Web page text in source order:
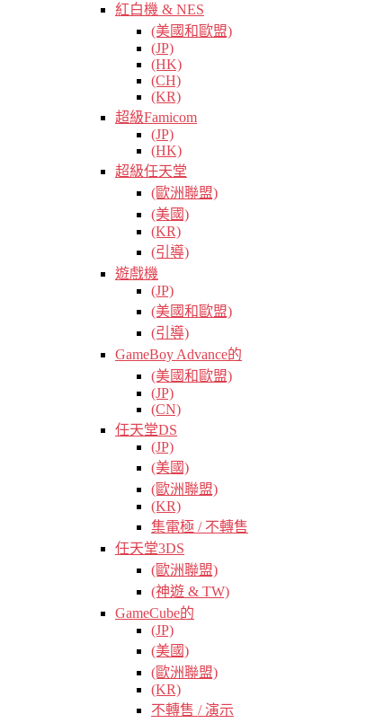
紅白機 & NES
(美國和歐盟)
(JP)
(HK)
(CH)
(KR)
超級Famicom
(JP)
(HK)
超級任天堂
(歐洲聯盟)
(美國)
(KR)
(引導)
遊戲機
(JP)
(美國和歐盟)
(引導)
GameBoy Advance的
(美國和歐盟)
(JP)
(CN)
任天堂DS
(JP)
(美國)
(歐洲聯盟)
(KR)
集電極 / 不轉售
任天堂3DS
(歐洲聯盟)
(神遊 & TW)
GameCube的
(JP)
(美國)
(歐洲聯盟)
(KR)
不轉售 / 演示